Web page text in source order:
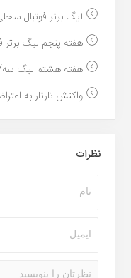
لیگ برتر فوتبال ساحلی/ پارس 6
هفته پنجم لیگ برتر
هفته هشتم لیگ
واکنش تارتار به
نظرات